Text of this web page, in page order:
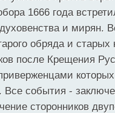
1666 года
и мирян.
обряда и старых
после Крещения
события -
сторонников